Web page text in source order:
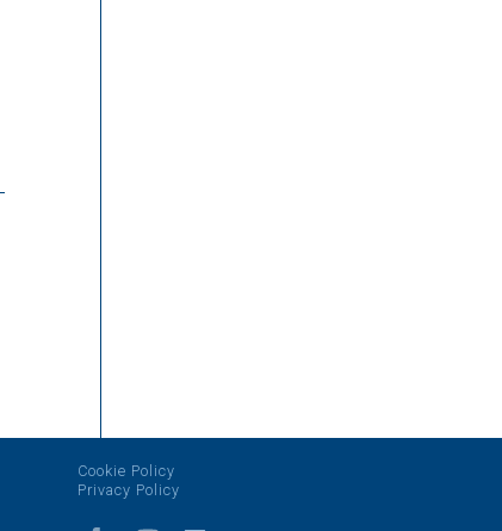
Cookie Policy
Privacy Policy